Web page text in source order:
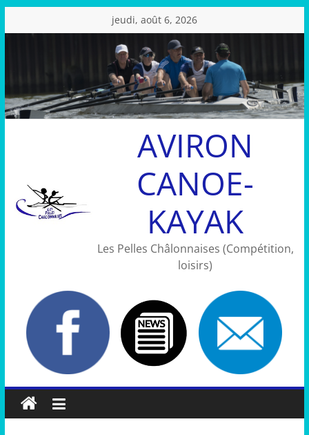
au
jeudi, août 6, 2026
AVIRON
CANOE-
KAYAK
Les Pelles Châlonnaises (Compétition,
loisirs)